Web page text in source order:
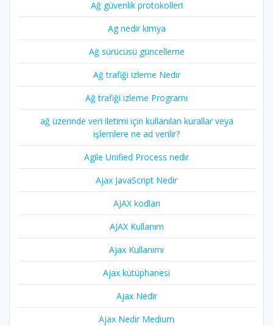
Ağ güvenlik protokolleri
Ag nedir kimya
Ağ sürücüsü güncelleme
Ağ trafiği izleme Nedir
Ağ trafiği izleme Programı
ağ üzerinde veri iletimi için kullanılan kurallar veya
işlemlere ne ad verilir?
Agile Unified Process nedir
Ajax JavaScript Nedir
AJAX kodları
AJAX Kullanım
Ajax Kullanımı
Ajax kütüphanesi
Ajax Nedir
Ajax Nedir Medium